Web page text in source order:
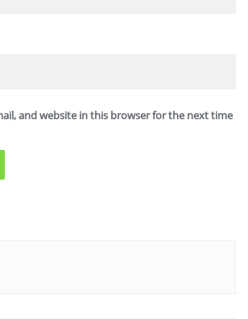
and website in this browser for the next time